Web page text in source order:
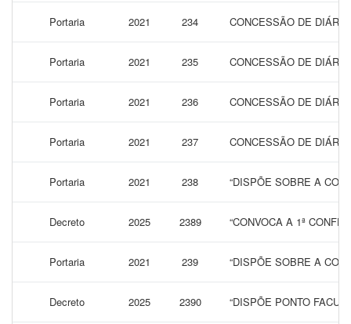
Portaria 2021 234 CONCESSÃO DE
Portaria 2021 235 CONCESSÃO DE
Portaria 2021 236 CONCESSÃO DE
Portaria 2021 237 CONCESSÃO DE
Portaria 2021 238 “DISPÕE SOBRE A
Decreto 2025 2389 “CONVOCA A 1ª
Portaria 2021 239 “DISPÕE SOBRE A
Decreto 2025 2390 “DISPÕE PONTO